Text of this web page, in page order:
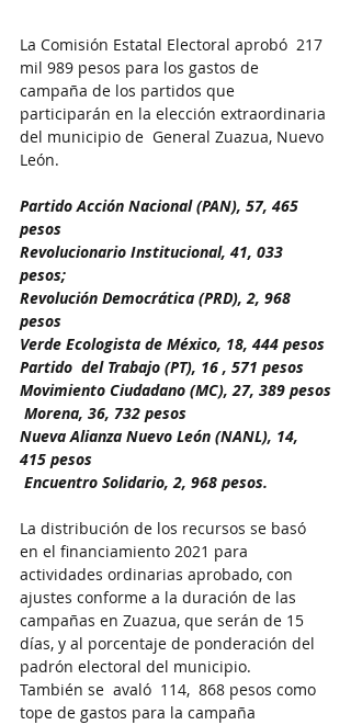
La Comisión Estatal Electoral aprobó  217
mil 989 pesos para los gastos de
campaña de los partidos que
participarán en la elección extraordinaria
del municipio de  General Zuazua, Nuevo
León.
Partido Acción Nacional (PAN), 57, 465
pesos
Revolucionario Institucional, 41, 033
pesos;
Revolución Democrática (PRD), 2, 968
pesos
Verde Ecologista de México, 18, 444 pesos
Partido  del Trabajo (PT), 16 , 571 pesos
Movimiento Ciudadano (MC), 27, 389 pesos
Morena, 36, 732 pesos
Nueva Alianza Nuevo León (NANL), 14,
415 pesos
Encuentro Solidario, 2, 968 pesos.
La distribución de los recursos se basó
en el financiamiento 2021 para
actividades ordinarias aprobado, con
ajustes conforme a la duración de las
campañas en Zuazua, que serán de 15
días, y al porcentaje de ponderación del
padrón electoral del municipio.
También se  avaló  114,  868 pesos como
tope de gastos para la campaña